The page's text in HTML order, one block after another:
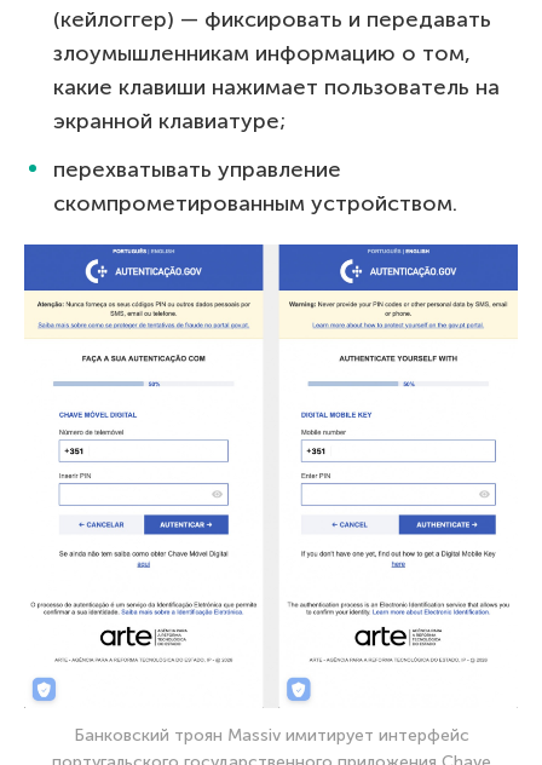
(кейлоггер) — фиксировать и передавать
злоумышленникам информацию о том,
какие клавиши нажимает пользователь на
экранной клавиатуре;
перехватывать управление
скомпрометированным устройством.
Банковский троян Massiv имитирует интерфейс